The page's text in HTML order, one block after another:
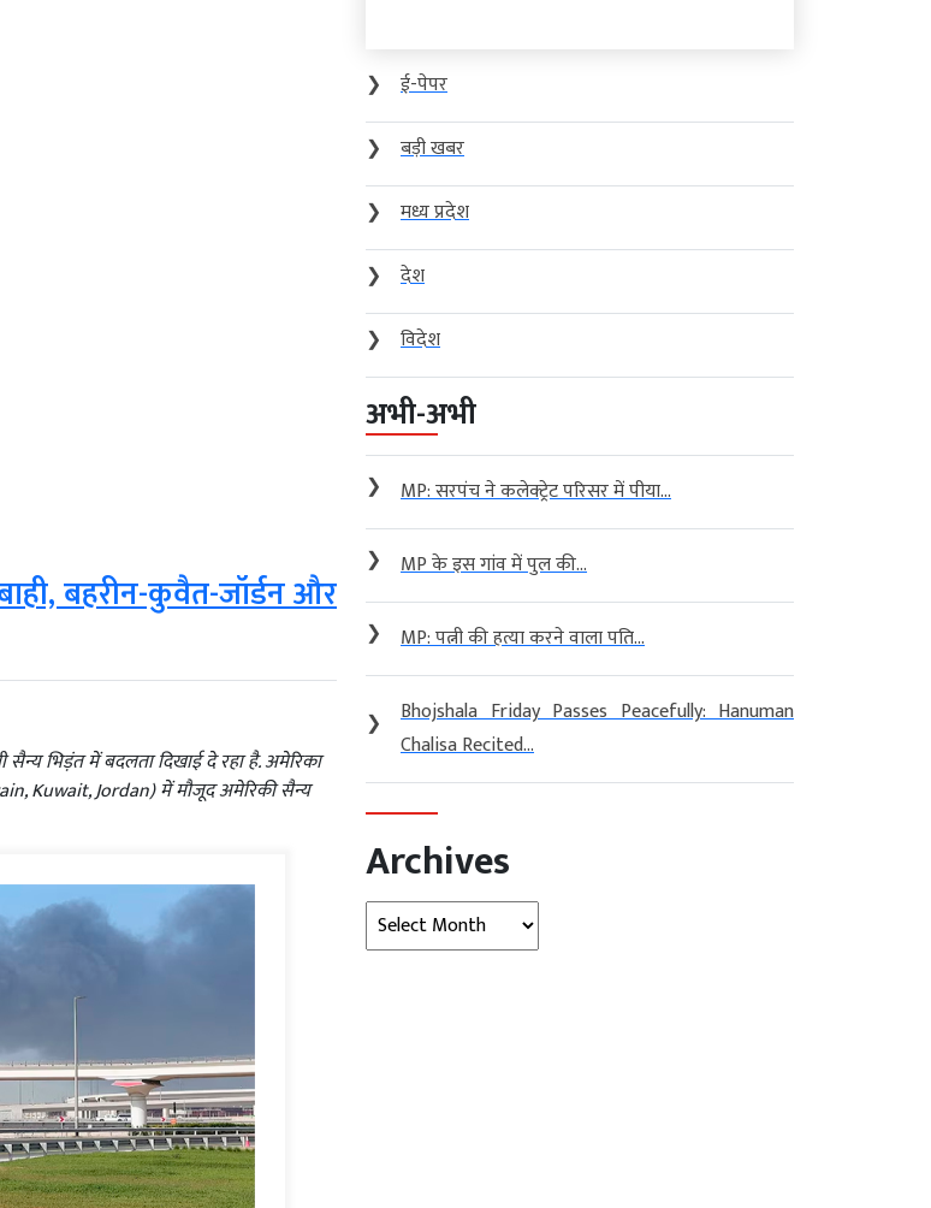
बहरीन-कुवैत-जॉर्डन और
भिड़ंत में बदलता दिखाई दे रहा है. अमेरिका
Kuwait, Jordan) में मौजूद अमेरिकी सैन्य
❯
ई-पेपर
❯
बड़ी खबर
❯
मध्य प्रदेश
❯
देश
❯
विदेश
अभी-अभी
❯ MP: सरपंच ने कलेक्ट्रेट परिसर में पीया...
❯ MP के इस गांव में पुल की...
❯ MP: पत्नी की हत्या करने वाला पति...
❯
Bhojshala Friday Passes Peacefully: Hanuman
Chalisa Recited...
Archives
Archives